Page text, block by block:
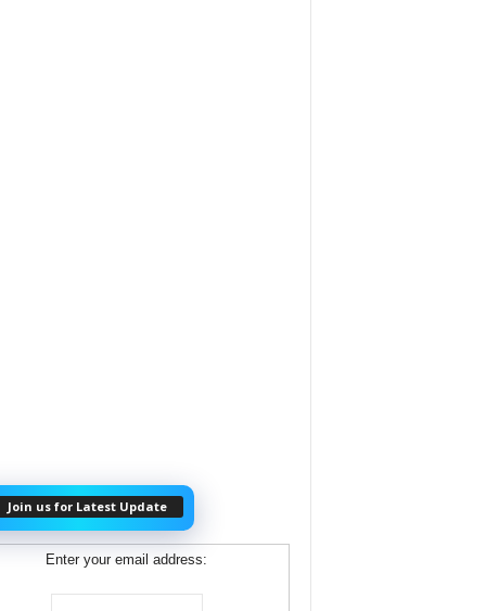
Join us for Latest Update
Enter your email address: